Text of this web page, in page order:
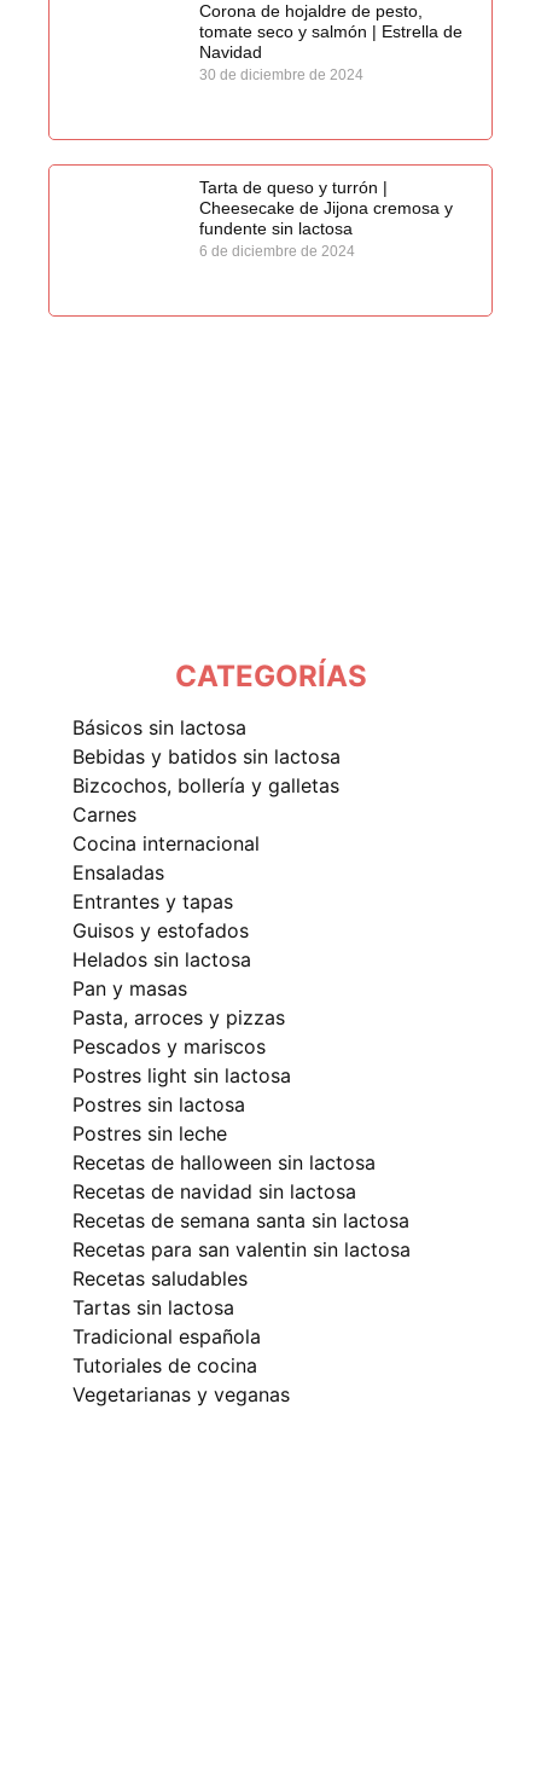
Corona de hojaldre de pesto,
tomate seco y salmón | Estrella de
Navidad
30 de diciembre de 2024
Tarta de queso y turrón |
Cheesecake de Jijona cremosa y
fundente sin lactosa
6 de diciembre de 2024
CATEGORÍAS
básicos sin lactosa
bebidas y batidos sin lactosa
bizcochos, bollería y galletas
carnes
cocina internacional
ensaladas
entrantes y tapas
guisos y estofados
helados sin lactosa
pan y masas
pasta, arroces y pizzas
pescados y mariscos
postres light sin lactosa
postres sin lactosa
postres sin leche
recetas de halloween sin lactosa
recetas de navidad sin lactosa
recetas de semana santa sin lactosa
recetas para san valentin sin lactosa
recetas saludables
tartas sin lactosa
tradicional española
tutoriales de cocina
vegetarianas y veganas